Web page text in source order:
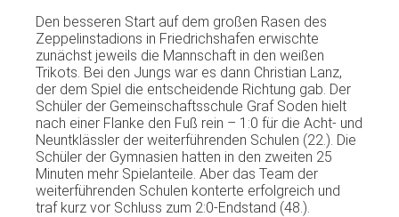
Den besseren Start auf dem großen Rasen des
Zeppelinstadions in Friedrichshafen erwischte
zunächst jeweils die Mannschaft in den weißen
Trikots. Bei den Jungs war es dann Christian Lanz,
der dem Spiel die entscheidende Richtung gab. Der
Schüler der Gemeinschaftsschule Graf Soden hielt
nach einer Flanke den Fuß rein – 1:0 für die Acht- und
Neuntklässler der weiterführenden Schulen (22.). Die
Schüler der Gymnasien hatten in den zweiten 25
Minuten mehr Spielanteile. Aber das Team der
weiterführenden Schulen konterte erfolgreich und
traf kurz vor Schluss zum 2:0-Endstand (48.).